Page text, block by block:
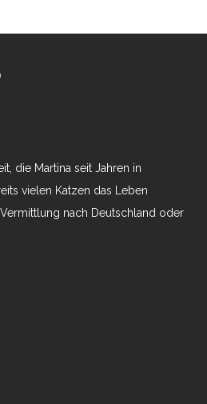
die Martina seit Jahren in
vielen Katzen das Leben
nach Deutschland oder